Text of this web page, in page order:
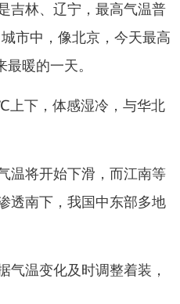
林、辽宁，最高气温普
市中，像北京，今天最高
暖的一天。
下，体感湿冷，与华北
将开始下滑，而江南等
透南下，我国中东部多地
温变化及时调整着装，